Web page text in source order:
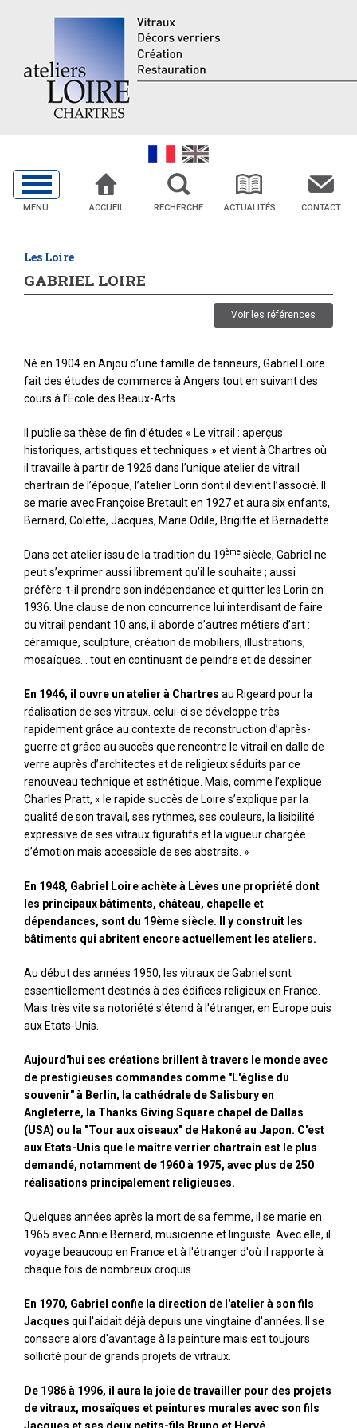
MENU ACCUEIL RECHERCHE ACTUALITÉS CONTACT
Les Loire
GABRIEL LOIRE
Voir les références
Né en 1904 en Anjou d’une famille de tanneurs, Gabriel Loire
fait des études de commerce à Angers tout en suivant des
cours à l’Ecole des Beaux-Arts.
Il publie sa thèse de fin d’études « Le vitrail : aperçus
historiques, artistiques et techniques » et vient à Chartres où
il travaille à partir de 1926 dans l’unique atelier de vitrail
chartrain de l’époque, l’atelier Lorin dont il devient l’associé. Il
se marie avec Françoise Bretault en 1927 et aura six enfants,
Bernard, Colette, Jacques, Marie Odile, Brigitte et Bernadette.
Dans cet atelier issu de la tradition du 19ème siècle, Gabriel ne
peut s’exprimer aussi librement qu’il le souhaite ; aussi
préfère-t-il prendre son indépendance et quitter les Lorin en
1936. Une clause de non concurrence lui interdisant de faire
du vitrail pendant 10 ans, il aborde d’autres métiers d’art :
céramique, sculpture, création de mobiliers, illustrations,
mosaïques… tout en continuant de peindre et de dessiner.
En 1946, il ouvre un atelier à Chartres au Rigeard pour la
réalisation de ses vitraux. celui-ci se développe très
rapidement grâce au contexte de reconstruction d’après-
guerre et grâce au succès que rencontre le vitrail en dalle de
verre auprès d’architectes et de religieux séduits par ce
renouveau technique et esthétique. Mais, comme l’explique
Charles Pratt, « le rapide succès de Loire s’explique par la
qualité de son travail, ses rythmes, ses couleurs, la lisibilité
expressive de ses vitraux figuratifs et la vigueur chargée
d’émotion mais accessible de ses abstraits. »
En 1948, Gabriel Loire achète à Lèves une propriété dont
les principaux bâtiments, château, chapelle et
dépendances, sont du 19ème siècle. Il y construit les
bâtiments qui abritent encore actuellement les ateliers.
Au début des années 1950, les vitraux de Gabriel sont
essentiellement destinés à des édifices religieux en France.
Mais très vite sa notoriété s'étend à l'étranger, en Europe puis
aux Etats-Unis.
Aujourd'hui ses créations brillent à travers le monde avec
de prestigieuses commandes comme "L'église du
souvenir" à Berlin, la cathédrale de Salisbury en
Angleterre, la Thanks Giving Square chapel de Dallas
(USA) ou la "Tour aux oiseaux" de Hakoné au Japon. C'est
aux Etats-Unis que le maître verrier chartrain est le plus
demandé, notamment de 1960 à 1975, avec plus de 250
réalisations principalement religieuses.
Quelques années après la mort de sa femme, il se marie en
1965 avec Annie Bernard, musicienne et linguiste. Avec elle, il
voyage beaucoup en France et à l'étranger d'où il rapporte à
chaque fois de nombreux croquis.
En 1970, Gabriel confie la direction de l'atelier à son fils
Jacques qui l'aidait déjà depuis une vingtaine d'années. Il se
consacre alors d'avantage à la peinture mais est toujours
sollicité pour de grands projets de vitraux.
De 1986 à 1996, il aura la joie de travailler pour des projets
de vitraux, mosaïques et peintures murales avec son fils